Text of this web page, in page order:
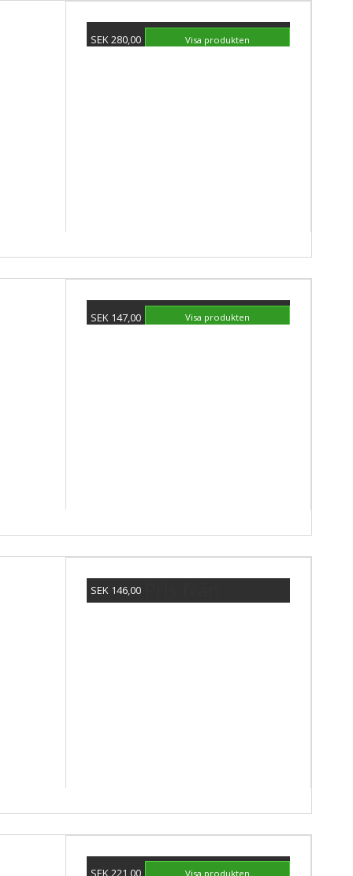
SEK 280,00 Visa produkten
SEK 147,00 Visa produkten
SEK 146,00
SEK 221,00 Visa produkten